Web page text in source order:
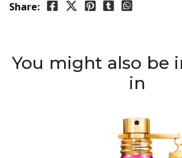
Share:
You might also be
in